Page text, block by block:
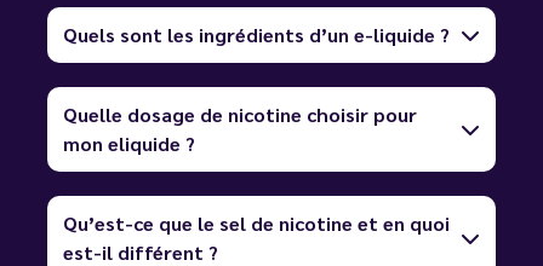
Quels sont les ingrédients d’un e-liquide ?
Quelle dosage de nicotine choisir pour
mon eliquide ?
Qu’est-ce que le sel de nicotine et en quoi
est-il différent ?